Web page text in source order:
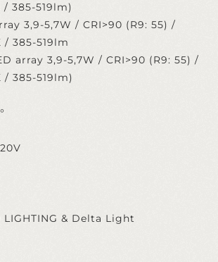
/ 385-519lm)
3,9-5,7W / CRI>90 (R9: 55) /
/ 385-519lm
array 3,9-5,7W / CRI>90 (R9: 55) /
/ 385-519lm)
LIGHTING & Delta Light